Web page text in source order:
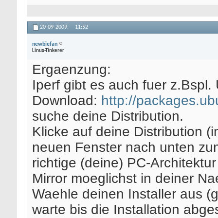
20-09-2009, 11:52
newbiefan
Linux-Tinkerer
Ergaenzung:
Iperf gibt es auch fuer z.Bspl.
Download: http://
suche deine Distribution.
Klicke auf deine Distribution
neuen Fenster nach unten
richtige (deine) PC-
Mirror moeglichst in deiner
Waehle deinen Installer aus
warte bis die Installation